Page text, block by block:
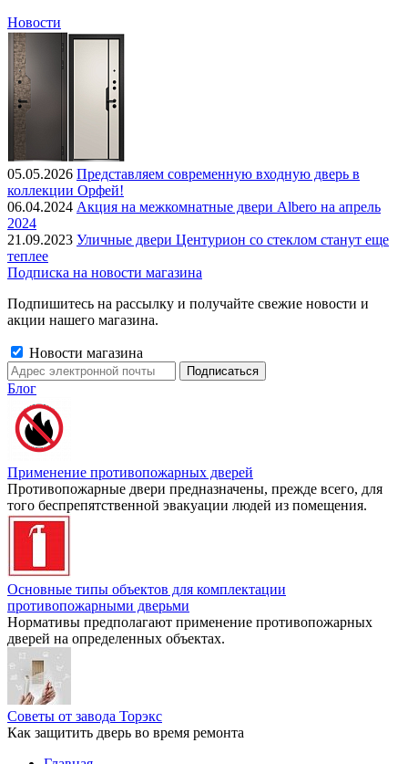
Новости
05.05.2026 Представляем современную входную дверь в
коллекции Орфей!
06.04.2024 Акция на межкомнатные двери Albero на апрель
2024
21.09.2023 Уличные двери Центурион со стеклом станут еще
теплее
Подписка на новости магазина
Подпишитесь на рассылку и получайте свежие новости и
акции нашего магазина.
Новости магазина
Блог
Применение противопожарных дверей
Противопожарные двери предназначены, прежде всего, для
того беспрепятственной эвакуации людей из помещения.
Основные типы объектов для комплектации
противопожарными дверьми
Нормативы предполагают применение противопожарных
дверей на определенных объектах.
Советы от завода Торэкс
Как защитить дверь во время ремонта